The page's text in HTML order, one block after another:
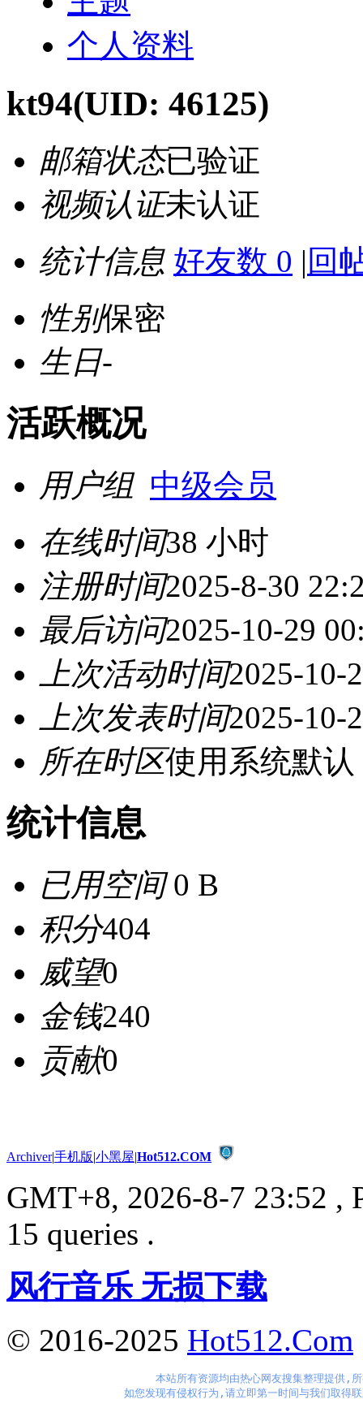
个人资料
kt94(UID: 46125)
邮箱状态已验证
视频认证未认证
统计信息 好友数 0 | 回
性别保密
生日-
活跃概况
用户组 中级会员
在线时间38 小时
注册时间2025-8-30
最后访问2025-10-29
上次活动时间2025-10-
上次发表时间2025-10-
所在时区使用系统默认
统计信息
已用空间0 B
积分404
威望0
金钱240
贡献0
Archiver|手机版|小黑屋|Hot512.COM
GMT+8, 2026-8-7 23:52 ,
15 queries .
风行音乐 无损下载
© 2016-2025 Hot512.Com
本站所有资源均由热心网友搜集整理提供,
如您发现有侵权行为,请立即第一时间与我们取得